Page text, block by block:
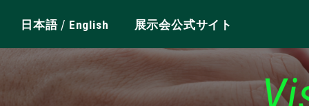
日本語/ English 展示会公式サイト